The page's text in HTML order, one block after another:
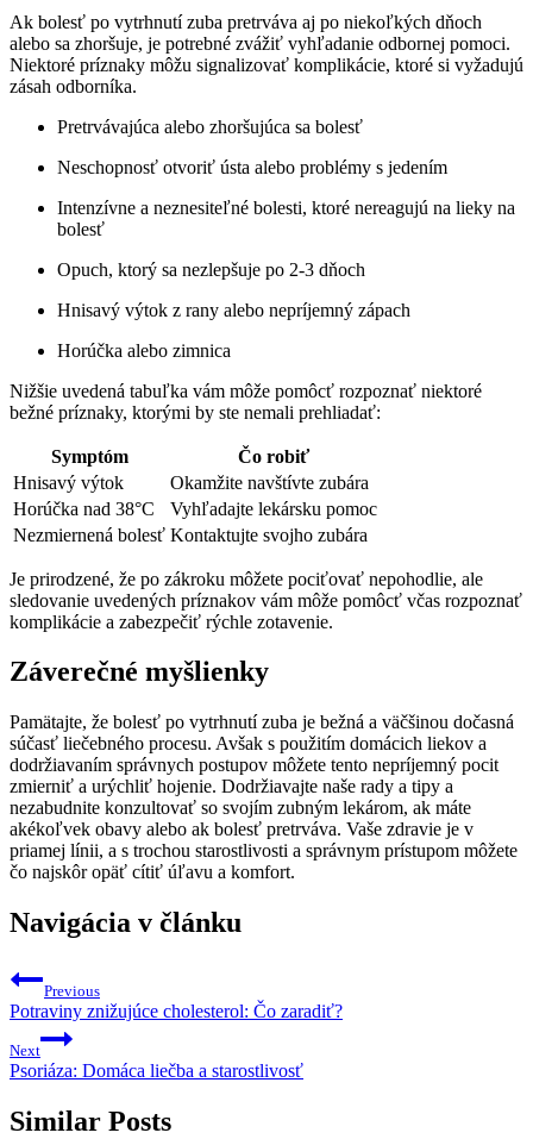
Ak bolesť po vytrhnutí zuba pretrváva aj po niekoľkých dňoch
alebo sa zhoršuje, je potrebné zvážiť vyhľadanie odbornej pomoci.
Niektoré príznaky môžu signalizovať komplikácie, ktoré si vyžadujú
zásah odborníka.
Pretrvávajúca alebo zhoršujúca sa bolesť
Neschopnosť otvoriť ústa alebo problémy s jedením
Intenzívne a neznesiteľné bolesti, ktoré nereagujú na lieky na
bolesť
Opuch, ktorý sa nezlepšuje po 2-3 dňoch
Hnisavý výtok z rany alebo nepríjemný zápach
Horúčka alebo zimnica
Nižšie uvedená tabuľka vám môže pomôcť rozpoznať niektoré
bežné príznaky, ktorými by ste nemali prehliadať:
Symptóm
Čo robiť
Hnisavý výtok
Okamžite navštívte zubára
Horúčka nad 38°C
Vyhľadajte lekársku pomoc
Nezmiernená bolesť Kontaktujte svojho zubára
Je prirodzené, že po zákroku môžete pociťovať nepohodlie, ale
sledovanie uvedených príznakov vám môže pomôcť včas rozpoznať
komplikácie a zabezpečiť rýchle zotavenie.
Záverečné myšlienky
Pamätajte, že bolesť po vytrhnutí zuba je bežná a väčšinou dočasná
súčasť liečebného procesu. Avšak s použitím domácich liekov a
dodržiavaním správnych postupov môžete tento nepríjemný pocit
zmierniť a urýchliť hojenie. Dodržiavajte naše rady a tipy a
nezabudnite konzultovať so svojím zubným lekárom, ak máte
akékoľvek obavy alebo ak bolesť pretrváva. Vaše zdravie je v
priamej línii, a s trochou starostlivosti a správnym prístupom môžete
čo najskôr opäť cítiť úľavu a komfort.
Navigácia v článku
Previous
Potraviny znižujúce cholesterol: Čo zaradiť?
Next
Psoriáza: Domáca liečba a starostlivosť
Similar Posts